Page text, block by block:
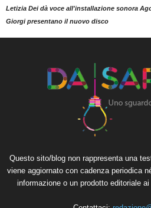
Letizia Dei dà voce all'installazione sonora
Giorgi presentano il nuovo disco
Questo sito/blog non rappresenta una
viene aggiornato con cadenza periodica
informazione o un prodotto editoriale